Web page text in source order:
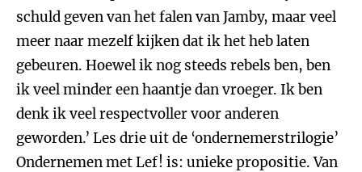
schuld geven van het falen van Jamby, maar veel
meer naar mezelf kijken dat ik het heb laten
gebeuren. Hoewel ik nog steeds rebels ben, ben
ik veel minder een haantje dan vroeger. Ik ben
denk ik veel respectvoller voor anderen
geworden.’ Les drie uit de ‘ondernemerstrilogie’
Ondernemen met Lef! is: unieke propositie. Van